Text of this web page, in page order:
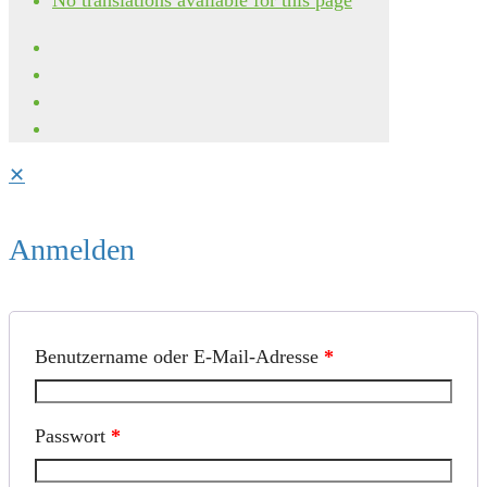
✕
Anmelden
Benutzername oder E-Mail-Adresse *
Passwort *